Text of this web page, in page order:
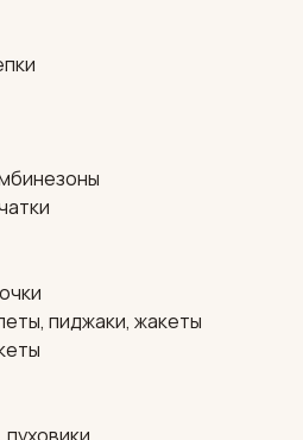
пиджаки, жакеты